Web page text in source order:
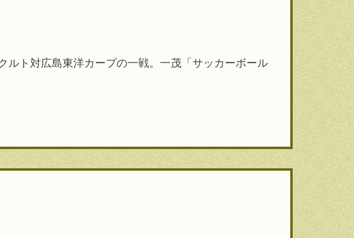
ルト対広島東洋カープの一戦。一茂「サッカーボール